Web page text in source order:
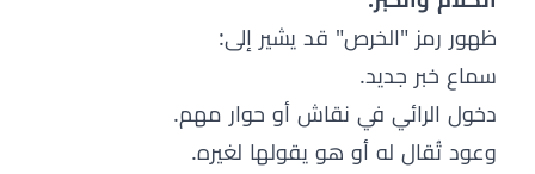
ظهور رمز "الخرص" قد يشير إلى:
سماع خبر جديد.
دخول الرائي في نقاش أو حوار مهم.
وعود تُقال له أو هو يقولها لغيره.